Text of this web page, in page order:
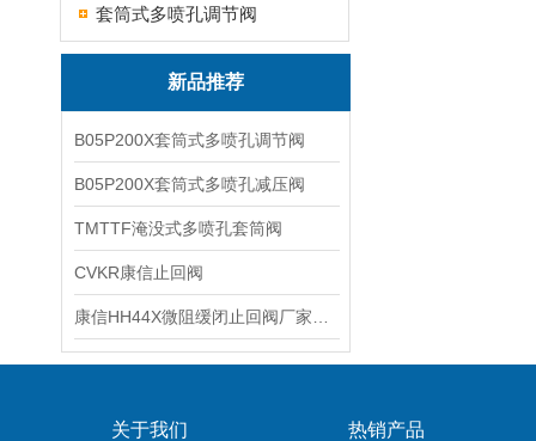
套筒式多喷孔调节阀
新品推荐
B05P200X套筒式多喷孔调节阀
B05P200X套筒式多喷孔减压阀
TMTTF淹没式多喷孔套筒阀
CVKR康信止回阀
关于我们 热销产品